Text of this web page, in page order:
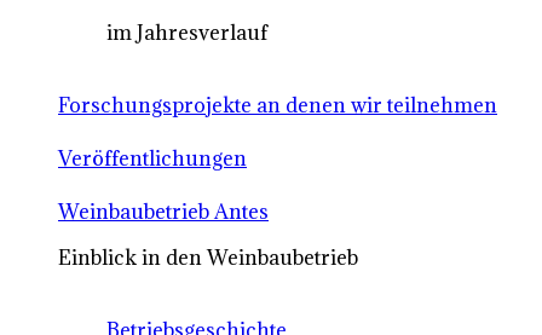
im Jahresverlauf
Forschungsprojekte an denen wir teilnehmen
Veröffentlichungen
Weinbaubetrieb Antes
Einblick in den Weinbaubetrieb